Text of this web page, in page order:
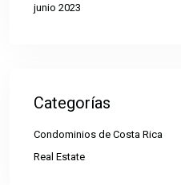
junio 2023
Categorías
Condominios de Costa Rica
Real Estate